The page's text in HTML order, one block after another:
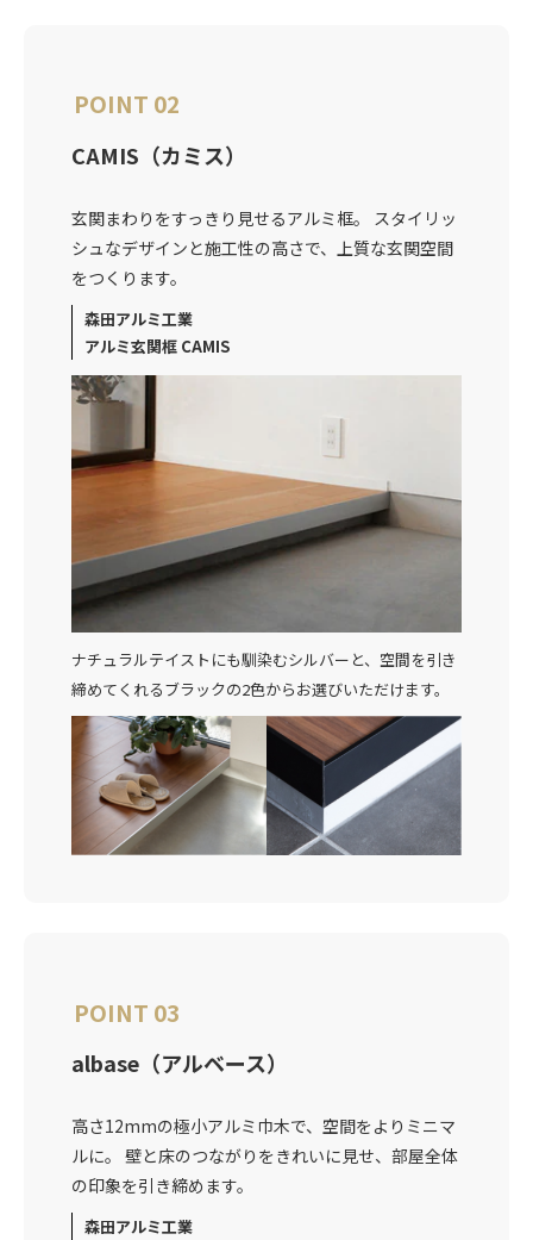
POINT 02
CAMIS（カミス）
玄関まわりをすっきり見せるアルミ框。 スタイリッ
シュなデザインと施工性の高さで、上質な玄関空間
をつくります。
森田アルミ工業
アルミ玄関框 CAMIS
ナチュラルテイストにも馴染むシルバーと、空間を引き
締めてくれるブラックの2色からお選びいただけます。
POINT 03
albase（アルベース）
高さ12mmの極小アルミ巾木で、空間をよりミニマ
ルに。 壁と床のつながりをきれいに見せ、部屋全体
の印象を引き締めます。
森田アルミ工業